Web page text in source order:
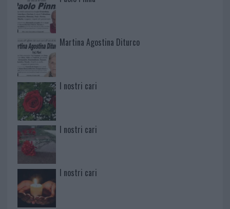
Martina Agostina Diturco
I nostri cari
I nostri cari
I nostri cari